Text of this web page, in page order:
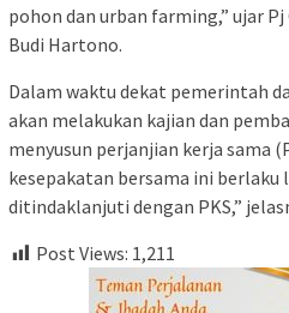
pohon dan urban farming,” ujar
Budi Hartono.
Dalam waktu dekat pemerintah
akan melakukan kajian dan
menyusun perjanjian kerja sama
kesepakatan bersama ini berlaku
ditindaklanjuti dengan PKS,”
Post Views: 1,211